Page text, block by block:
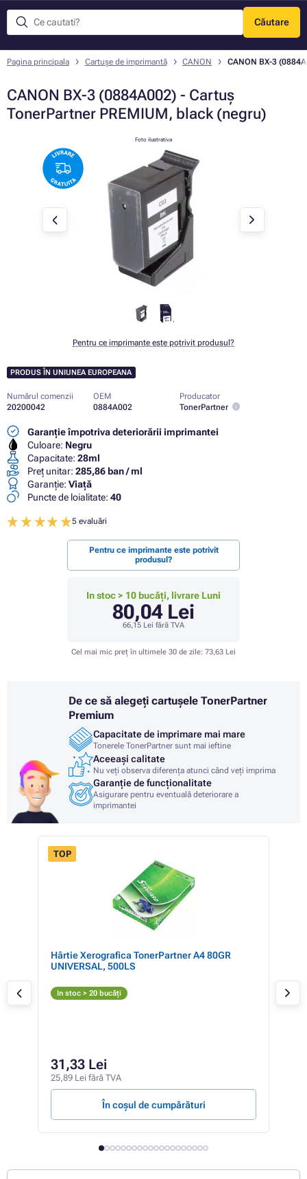
Căutare
Meniu
Pagina principala Cartușe de imprimantă CANON CANON BX-3
CANON BX-3 (0884A002) - Cartuș
TonerPartner PREMIUM, black (negru)
Foto ilustrativa
Pentru ce imprimante este potrivit produsul?
PRODUS ÎN UNIUNEA EUROPEANA
Numărul comenzii
20200042
OEM
0884A002
Producator
TonerPartner
Garanție împotriva deteriorării imprimantei
Culoare: Negru
Capacitate: 28ml
Preț unitar: 285,86 ban / ml
Garanţie: Viaţă
Puncte de loialitate: 40
5 evaluări
Pentru ce imprimante este potrivit
produsul?
In stoc > 10 bucăți, livrare Luni
80,04 Lei
66,15 Lei fără TVA
Cel mai mic preț în ultimele 30 de zile: 73,63 Lei
De ce să alegeți cartușele TonerPartner
Premium
Capacitate de imprimare mai mare
Tonerele TonerPartner sunt mai ieftine
Aceeași calitate
Nu veți observa diferența atunci când veți imprima
Garanție de funcționalitate
Asigurare pentru eventuală deteriorare a
imprimantei
TOP
Hârtie Xerografica TonerPartner A4 80GR
UNIVERSAL, 500LS
In stoc > 20 bucăți
31,33 Lei
25,89 Lei fără TVA
În coșul de cumpărături